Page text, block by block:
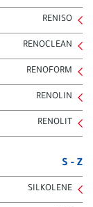
RENISO
RENOCLEAN
RENOFORM
RENOLIN
RENOLIT
S - Z
SILKOLENE